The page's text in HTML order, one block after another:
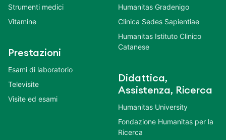
Strumenti medici
Vitamine
Prestazioni
Esami di laboratorio
Televisite
Visite ed esami
Humanitas Gradenigo
Clinica Sedes Sapientiae
Humanitas Istituto Clinico
Catanese
Didattica,
Assistenza, Ricerca
Humanitas University
Fondazione Humanitas per la
Ricerca